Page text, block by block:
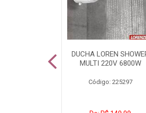
DUCHA LOREN
MULTI 220V 6800W
Código: 225297